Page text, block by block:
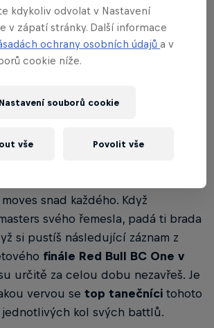
snad každého. Když
svého řemesla, padá ti brada
si pustíš následující záznam z
finále Red Bull BC One v
určitě za celou dobu nezavřeš. Je
vervou se top tanečníci tohoto
kol svých battlů.
kdykoliv odvolat v Nastavení
v zápatí stránky. Další informace
ochrany osobních údajůa v
cookie níže.
Nastavení souborů cookie
vše Povolit vše